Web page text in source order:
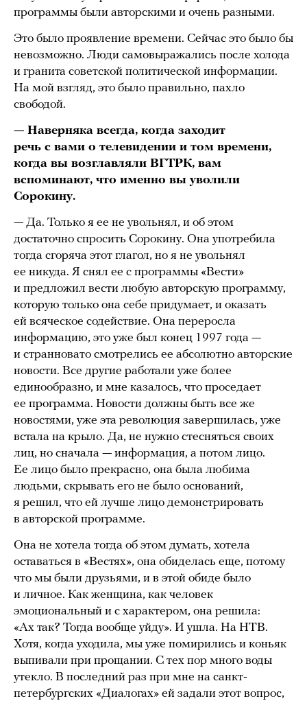
программы были авторскими и очень разными.
Это было проявление времени. Сейчас это было бы
невозможно. Люди самовыражались после холода
и гранита советской политической информации.
На мой взгляд, это было правильно, пахло
свободой.
— Наверняка всегда, когда заходит
речь с вами о телевидении и том времени,
когда вы возглавляли ВГТРК, вам
вспоминают, что именно вы уволили
Сорокину.
— Да. Только я ее не увольнял, и об этом
достаточно спросить Сорокину. Она употребила
тогда сгоряча этот глагол, но я не увольнял
ее никуда. Я снял ее с программы «Вести»
и предложил вести любую авторскую программу,
которую только она себе придумает, и оказать
ей всяческое содействие. Она переросла
информацию, это уже был конец 1997 года —
и странновато смотрелись ее абсолютно авторские
новости. Все другие работали уже более
единообразно, и мне казалось, что проседает
ее программа. Новости должны быть все же
новостями, уже эта революция завершилась, уже
встала на крыло. Да, не нужно стесняться своих
лиц, но сначала — информация, а потом лицо.
Ее лицо было прекрасно, она была любима
людьми, скрывать его не было оснований,
я решил, что ей лучше лицо демонстрировать
в авторской программе.
Она не хотела тогда об этом думать, хотела
оставаться в «Вестях», она обиделась еще, потому
что мы были друзьями, и в этой обиде было
и личное. Как женщина, как человек
эмоциональный и с характером, она решила:
«Ах так? Тогда вообще уйду». И ушла. На НТВ.
Хотя, когда уходила, мы уже помирились и коньяк
выпивали при прощании. С тех пор много воды
утекло. В последний раз при мне на санкт-
петербургских «Диалогах» ей задали этот вопрос,